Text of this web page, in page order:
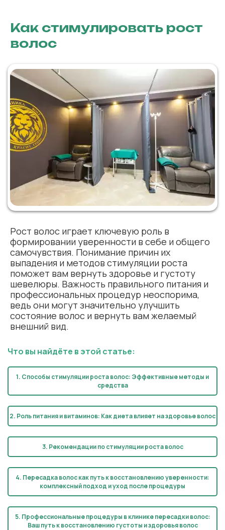
Как стимулировать рост
волос
Рост волос играет ключевую роль в
формировании уверенности в себе и общего
самочувствия. Понимание причин их
выпадения и методов стимуляции роста
поможет вам вернуть здоровье и густоту
шевелюры. Важность правильного питания и
профессиональных процедур неоспорима,
ведь они могут значительно улучшить
состояние волос и вернуть вам желаемый
внешний вид.
Что вы найдёте в этой статье:
1. Способы стимуляции роста волос: Эффективные методы и
средства
2. Роль питания и витаминов: Как диета влияет на здоровье волос
3. Рекомендации по стимуляции роста волос
4. Пересадка волос как путь к восстановлению уверенности:
комплексный подход и уход после процедуры
5. Профессиональные процедуры в клинике пересадки волос:
Ваш путь к восстановлению густоты и здоровья волос